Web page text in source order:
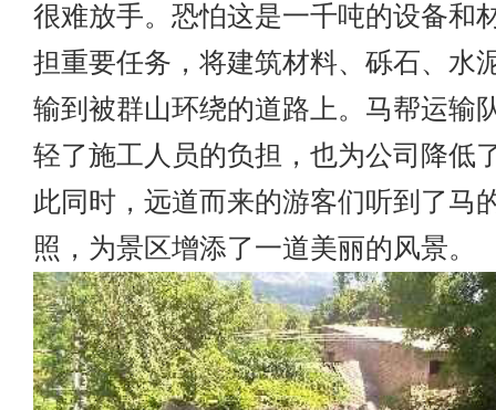
很难放手。恐怕这是一千吨的设备和
担重要任务，将建筑材料、砾石、水
输到被群山环绕的道路上。马帮运输
轻了施工人员的负担，也为公司降低
此同时，远道而来的游客们听到了马
照，为景区增添了一道美丽的风景。